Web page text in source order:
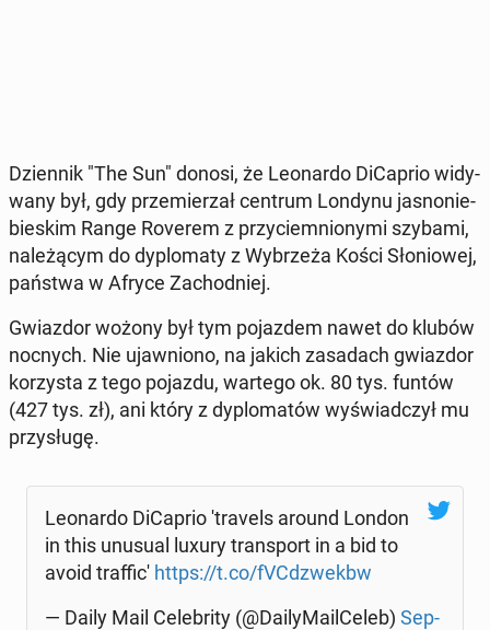
Dzien­nik "The Sun" donosi, że Le­onar­do Di­Ca­prio wi­dy­
wa­ny był, gdy prze­mie­rzał centrum Londynu ja­sno­nie­
bie­skim Range Roverem z przy­ciem­nio­ny­mi szybami,
na­le­żą­cym do dy­plo­ma­ty z Wy­brze­ża Kości Sło­nio­wej,
państwa w Afryce Za­chod­niej.
Gwiaz­dor wożony był tym po­jaz­dem nawet do klubów
nocnych. Nie ujaw­nio­no, na jakich za­sa­dach gwiaz­dor
ko­rzy­sta z tego pojazdu, wartego ok. 80 tys. funtów
(427 tys. zł), ani który z dy­plo­ma­tów wy­świad­czył mu
przy­słu­gę.
Le­onar­do Di­Ca­prio 'tra­vels around London
in this unusual luxury trans­port in a bid to
avoid traf­fi­c' https://t.co/fVC­dzwekbw
— Daily Mail Ce­le­bri­ty (@Da­ily­Ma­il­Ce­leb) Sep­